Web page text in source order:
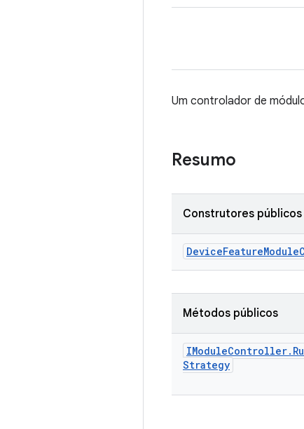
Um controlador de
Resumo
Construtores públicos
DeviceFeatureModule
Métodos públicos
IModuleController.
Strategy